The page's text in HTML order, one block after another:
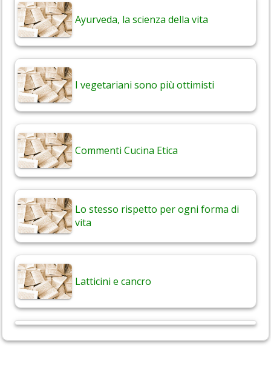
Ayurveda, la scienza della vita
I vegetariani sono più ottimisti
Commenti Cucina Etica
Lo stesso rispetto per ogni forma di
vita
Latticini e cancro